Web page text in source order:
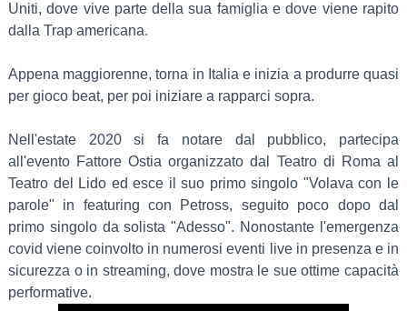
Uniti, dove vive parte della sua famiglia e dove viene rapito
dalla Trap americana.
Appena maggiorenne, torna in Italia e inizia a produrre quasi
per gioco beat, per poi iniziare a rapparci sopra.
Nell'estate 2020 si fa notare dal pubblico, partecipa
all'evento Fattore Ostia organizzato dal Teatro di Roma al
Teatro del Lido ed esce il suo primo singolo "Volava con le
parole" in featuring con Petross, seguito poco dopo dal
primo singolo da solista "Adesso". Nonostante l'emergenza
covid viene coinvolto in numerosi eventi live in presenza e in
sicurezza o in streaming, dove mostra le sue ottime capacità
performative.